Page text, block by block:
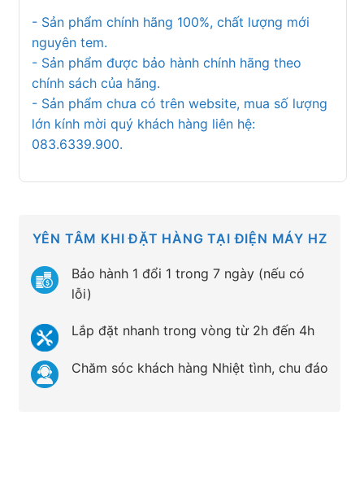
- Sản phẩm chính hãng 100%, chất lượng mới
nguyên tem.
- Sản phẩm được bảo hành chính hãng theo
chính sách của hãng.
- Sản phẩm chưa có trên website, mua số lượng
lớn kính mời quý khách hàng liên hệ:
083.6339.900.
YÊN TÂM KHI ĐẶT HÀNG TẠI ĐIỆN MÁY HZ
Bảo hành 1 đổi 1 trong 7 ngày (nếu có
lỗi)
Lắp đặt nhanh trong vòng từ 2h đến 4h
Chăm sóc khách hàng Nhiệt tình, chu đáo